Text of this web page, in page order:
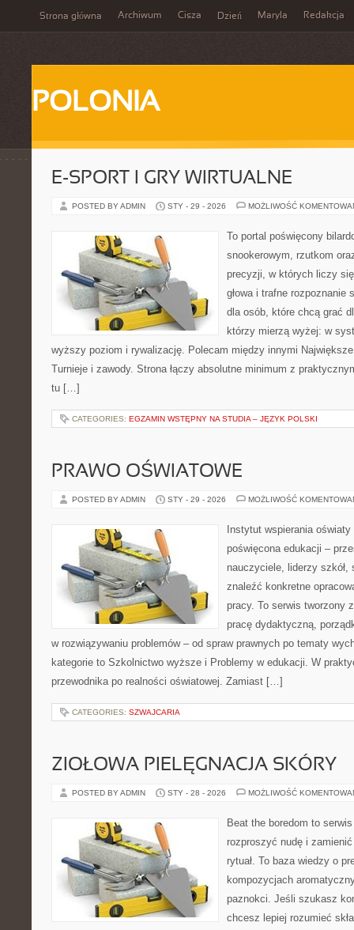
Strona główna Archiwum Cisza Dzień Maryla Redakcja
POLONIA
E-SPORT I GRY WIRTUALNE
POSTED BY ADMIN STY - 29 - 2026 MOŻLIWOŚĆ
To portal poświęcony
snookerowym, rzutkom
precyzji, w których liczy
głowa i trafne rozpoznanie
dla osób, które chcą grać
którzy mierzą wyżej: w
wyższy poziom i rywalizację. Polecam między innymi
Turnieje i zawody. Strona łączy absolutne minimum z
tu […]
CATEGORIES: EGZAMIN WSTĘPNY NA STUDIA – JĘZYK POLSKI
PRAWO OŚWIATOWE
POSTED BY ADMIN STY - 29 - 2026 MOŻLIWOŚĆ
Instytut wspierania
poświęcona edukacji –
nauczyciele, liderzy szkół,
znaleźć konkretne
pracy. To serwis tworzony
pracę dydaktyczną,
w rozwiązywaniu problemów – od spraw prawnych po tematy
kategorie to Szkolnictwo wyższe i Problemy w edukacji. W
przewodnika po realności oświatowej. Zamiast […]
CATEGORIES: SZWAJCARIA
ZIOŁOWA PIELĘGNACJA SKÓRY
POSTED BY ADMIN STY - 28 - 2026 MOŻLIWOŚĆ
Beat the boredom to
rozproszyć nudę i
rytuał. To baza wiedzy o
kompozycjach
paznokci. Jeśli szukasz
chcesz lepiej rozumieć